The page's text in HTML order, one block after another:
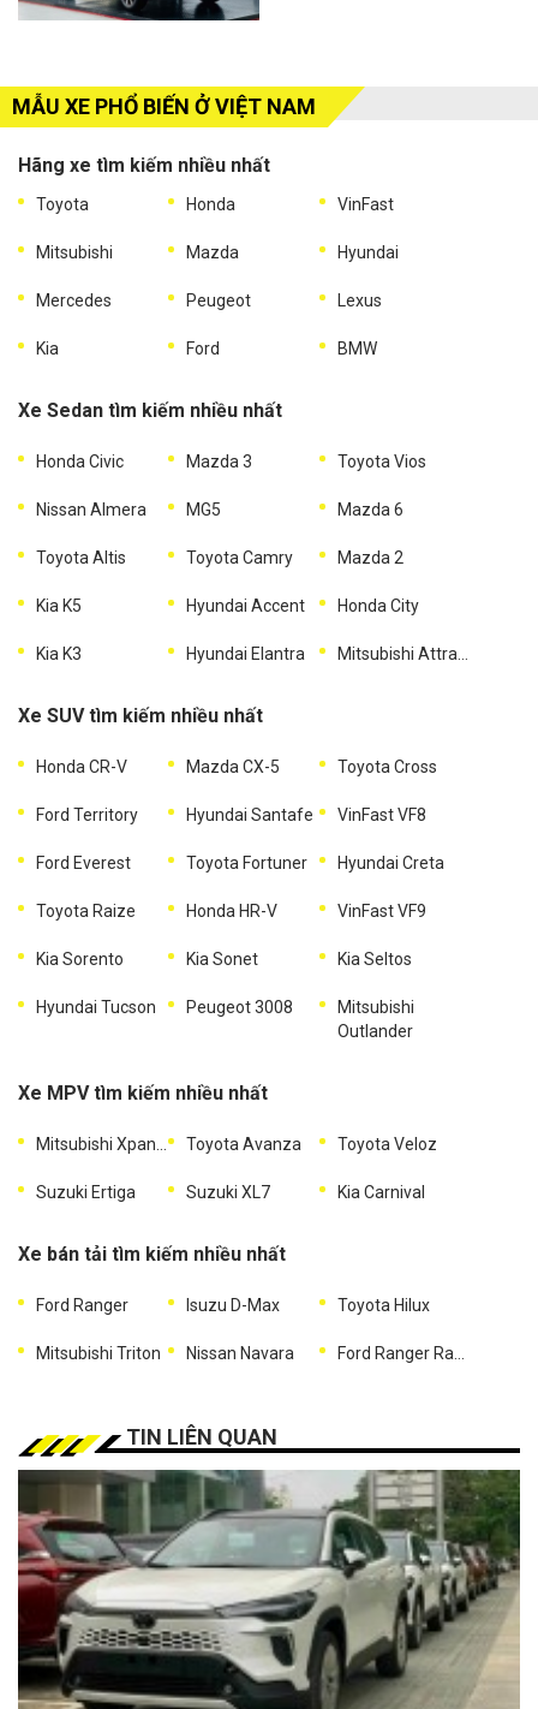
MẪU XE PHỔ BIẾN Ở VIỆT NAM
Hãng xe tìm kiếm nhiều nhất
Toyota Honda VinFast
Mitsubishi Mazda Hyundai
Mercedes Peugeot Lexus
Kia Ford BMW
Xe Sedan tìm kiếm nhiều nhất
Honda Civic Mazda 3 Toyota Vios
Nissan Almera MG5 Mazda 6
Toyota Altis Toyota Camry Mazda 2
Kia K5 Hyundai Accent Honda City
Kia K3 Hyundai Elantra
Xe SUV tìm kiếm nhiều nhất
Honda CR-V Mazda CX-5 Toyota Cross
Ford Territory Hyundai Santafe VinFast VF8
Ford Everest Toyota Fortuner Hyundai Creta
Toyota Raize Honda HR-V VinFast VF9
Kia Sorento Kia Sonet Kia Seltos
Hyundai Tucson Peugeot 3008
Mitsubishi
Outlander
Xe MPV tìm kiếm nhiều nhất
Toyota Avanza Toyota Veloz
Suzuki Ertiga Suzuki XL7 Kia Carnival
Xe bán tải tìm kiếm nhiều nhất
Ford Ranger Isuzu D-Max Toyota Hilux
Mitsubishi Triton Nissan Navara
TIN LIÊN QUAN